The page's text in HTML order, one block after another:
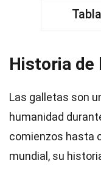
Historia de
Las galletas son
humanidad
comienzos hasta
mundial, su